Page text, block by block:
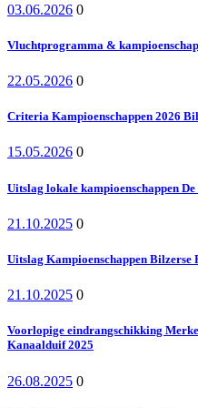
03.06.2026 0
Vluchtprogramma &
22.05.2026 0
Criteria Kampioenschappen 2026
15.05.2026 0
Uitslag lokale kampioenschappen
21.10.2025 0
Uitslag Kampioenschappen Bilzerse
21.10.2025 0
Voorlopige eindrangschikking
Kanaalduif 2025
26.08.2025 0